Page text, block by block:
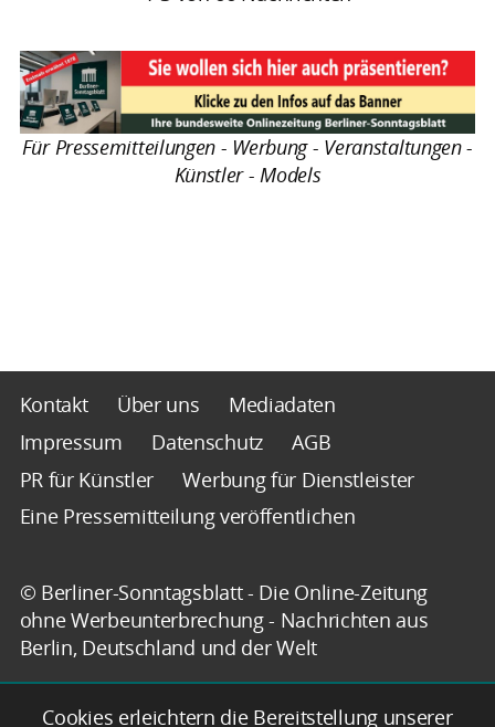
Für Pressemitteilungen - Werbung - Veranstaltungen -
Künstler - Models
Kontakt Über uns
Mediadaten
Impressum
Datenschutz
AGB
PR für Künstler
Werbung für Dienstleister
Eine Pressemitteilung veröffentlichen
© Berliner-Sonntagsblatt - Die Online-Zeitung
ohne Werbeunterbrechung - Nachrichten aus
Berlin, Deutschland und der Welt
Cookies erleichtern die Bereitstellung unserer